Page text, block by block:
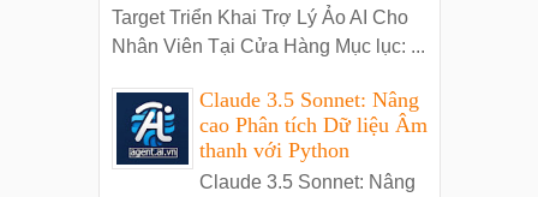
Target Triển Khai Trợ Lý Ảo AI Cho
Nhân Viên Tại Cửa Hàng Mục lục: ...
Claude 3.5 Sonnet: Nâng
cao Phân tích Dữ liệu Âm
thanh với Python
Claude 3.5 Sonnet: Nâng